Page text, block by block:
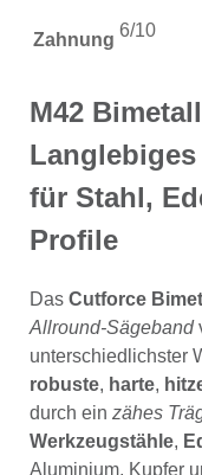
Zahnung 6/10
M42
für Stahl,
Profile
Das Cutforce
Allround-Sägeband
unterschiedlichster
robuste, harte,
durch ein zähes
Werkzeugstähle,
Aluminium, Kupfer